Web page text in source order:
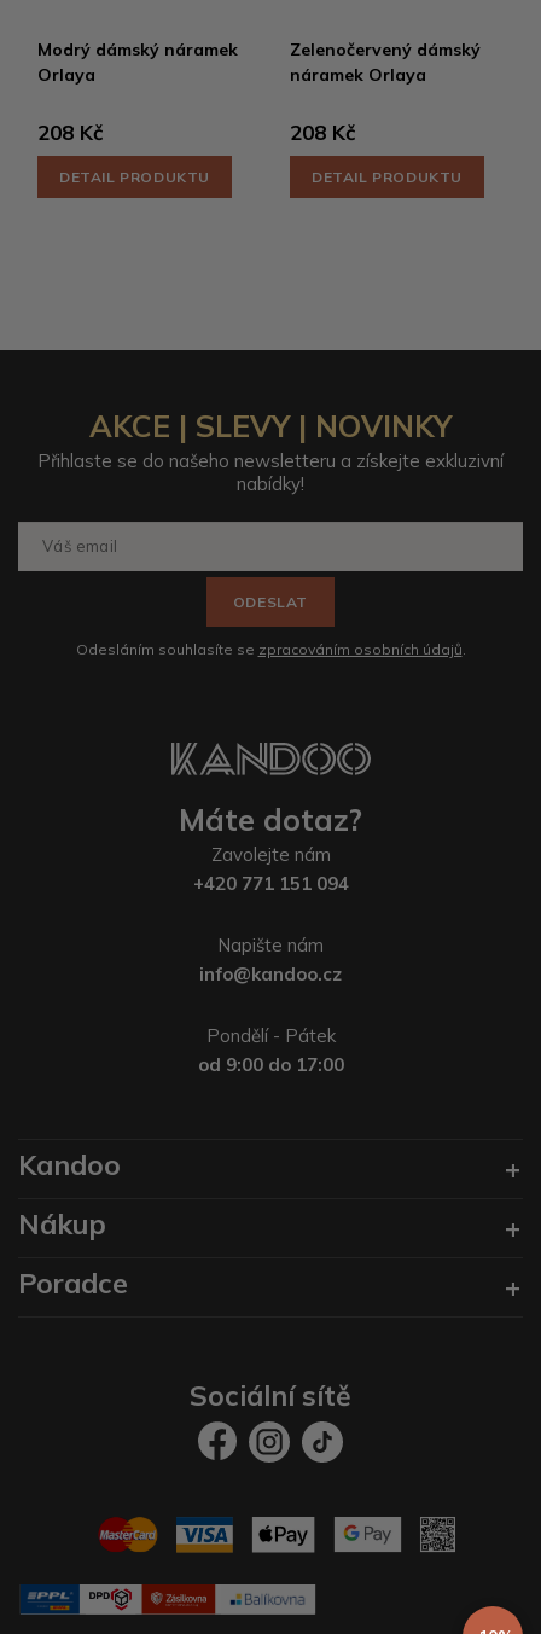
Modrý dámský náramek
Orlaya
208 Kč
DETAIL PRODUKTU
Zelenočervený dámský
náramek Orlaya
208 Kč
DETAIL PRODUKTU
AKCE | SLEVY | NOVINKY
Přihlaste se do našeho newsletteru a získejte exkluzivní
nabídky!
ODESLAT
Odesláním souhlasíte se zpracováním osobních údajů
Máte dotaz?
Zavolejte nám
+420 771 151 094
Napište nám
info@kandoo.cz
Pondělí - Pátek
od 9:00 do 17:00
Kandoo
Nákup
Poradce
Sociální sítě